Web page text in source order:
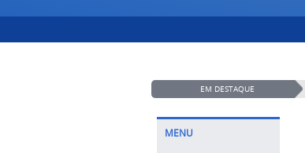
EM DESTAQUE
MENU